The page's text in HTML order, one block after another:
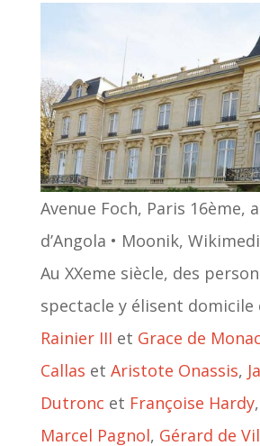
Avenue Foch, Paris 16ème,
d’Angola • Moonik,
Au XXeme siècle, des
spectacle y élisent domicile
Rainier III et Grace de
Callas et Aristote Onassis,
Dutronc et Françoise Hardy,
Marcel Pagnol, Gérard de